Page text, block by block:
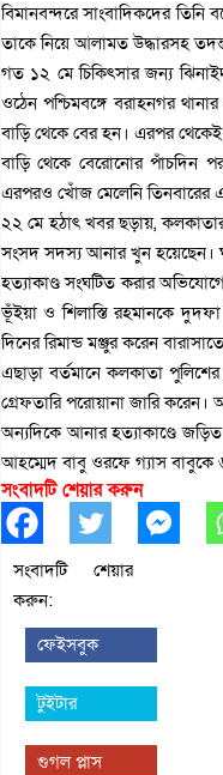
বিমানবন্দরে সাংবাদিকদের
তাকে নিয়ে আলামত উদ্ধারসহ
গত ১২ মে চিকিৎসার জন্য
ওঠেন পশ্চিমবঙ্গে বরাহনগর
বাড়ি থেকে বের হন। এরপর
বাড়ি থেকে বেরোনোর পাঁচদিন
এরপরও খোঁজ মেলেনি তিনবারের
২২ মে হঠাৎ খবর ছড়ায়,
সংসদ সদস্য আনার খুন হয়েছেন।
হত্যাকাণ্ড সংঘটিত করার
ভূঁইয়া ও শিলাস্তি রহমানকে
দিনের রিমান্ড মঞ্জুর করেন
এছাড়া বর্তমানে কলকাতা
গ্রেফতারি পরোয়ানা জারি করেন।
অন্যদিকে আনার হত্যাকাণ্ডে
আহম্মেদ বাবু ওরফে গ্যাস
সংবাদটি শেয়ার করুন
সংবাদটি শেয়ার
করুন:
ফেইসবুক
টুইটার
গুগল প্লাস